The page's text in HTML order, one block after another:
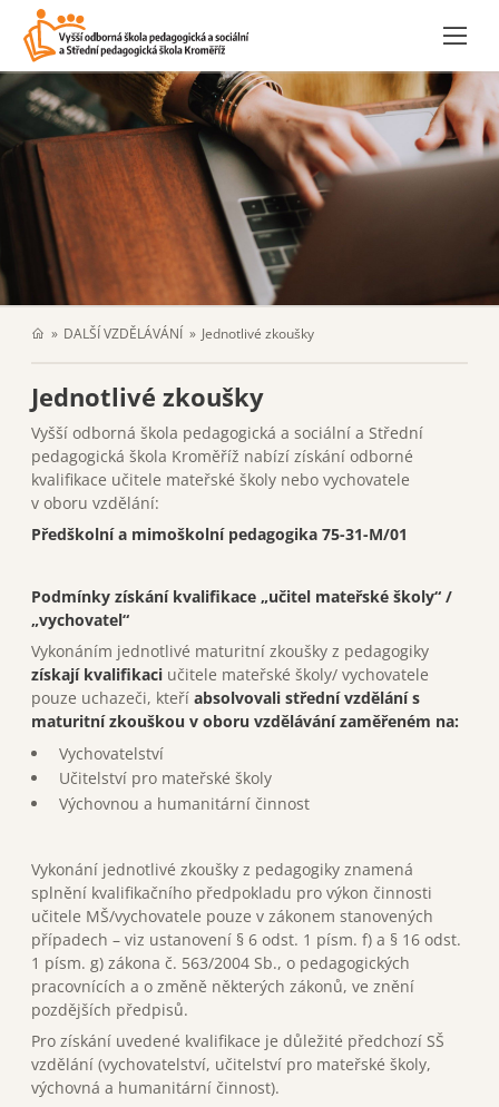
DALŠÍ VZDĚLÁVÁNÍ Jednotlivé zkoušky
Jednotlivé zkoušky
Vyšší odborná škola pedagogická a sociální a Střední
pedagogická škola Kroměříž nabízí získání odborné
kvalifikace učitele mateřské školy nebo vychovatele
v oboru vzdělání:
Předškolní a mimoškolní pedagogika 75-31-M/01
Podmínky získání kvalifikace „učitel mateřské školy“ /
„vychovatel“
Vykonáním jednotlivé maturitní zkoušky z pedagogiky
získají kvalifikaci učitele mateřské školy/ vychovatele
pouze uchazeči, kteří absolvovali střední vzdělání s
maturitní zkouškou v oboru vzdělávání zaměřeném na:
Vychovatelství
Učitelství pro mateřské školy
Výchovnou a humanitární činnost
Vykonání jednotlivé zkoušky z pedagogiky znamená
splnění kvalifikačního předpokladu pro výkon činnosti
učitele MŠ/vychovatele pouze v zákonem stanovených
případech – viz ustanovení § 6 odst. 1 písm. f) a § 16 odst.
1 písm. g) zákona č. 563/2004 Sb., o pedagogických
pracovnících a o změně některých zákonů, ve znění
pozdějších předpisů.
Pro získání uvedené kvalifikace je důležité předchozí SŠ
vzdělání (vychovatelství, učitelství pro mateřské školy,
výchovná a humanitární činnost).